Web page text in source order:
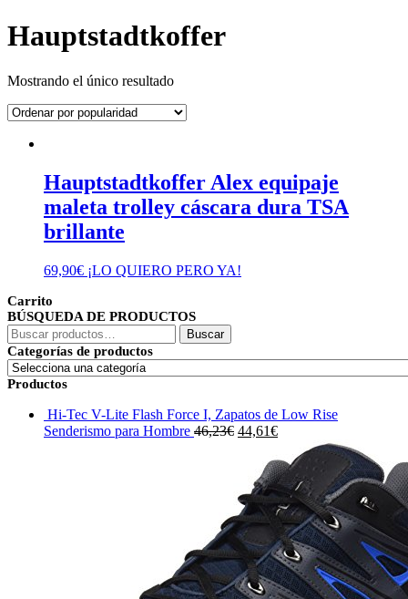
Hauptstadtkoffer
Mostrando el único resultado
Hauptstadtkoffer Alex equipaje
maleta trolley cáscara dura TSA
brillante
69,90€ ¡LO QUIERO PERO YA!
Carrito
BÚSQUEDA DE PRODUCTOS
Buscar
por:
Buscar
Categorías de productos
Productos
Hi-Tec V-Lite Flash Force I, Zapatos de Low Rise
Senderismo para Hombre 46,23€ El
original
era:
46,23€.
44,61€El
precio
actual
es:
44,61€.